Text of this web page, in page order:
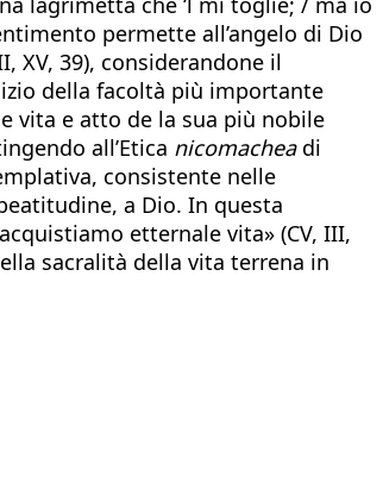
permette all’angelo di Dio
XV, 39), considerandone il
della facoltà più importante
vita e atto de la sua più nobile
all’Etica nicomacheadi
consistente nelle
a Dio. In questa
etternale vita» (CV, III,
sacralità della vita terrena in